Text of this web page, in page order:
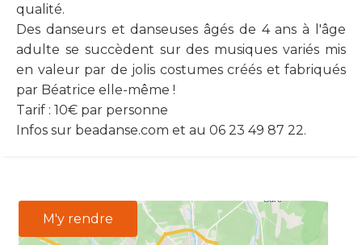
qualité.
Des danseurs et danseuses âgés de 4 ans à l'âge
adulte se succèdent sur des musiques variés mis
en valeur par de jolis costumes créés et fabriqués
par Béatrice elle-même !
Tarif : 10€ par personne
Infos sur beadanse.com et au 06 23 49 87 22.
M'y rendre